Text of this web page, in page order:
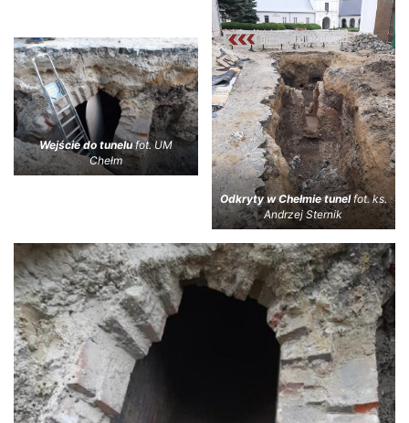
Wejście do tunelufot. UM
Chełm
Odkryty w Chełmie tunelfot. ks.
Andrzej Sternik